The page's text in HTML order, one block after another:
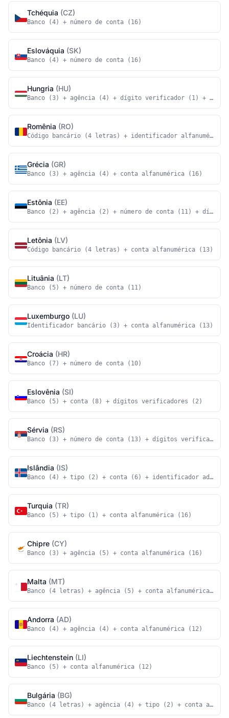
Tchéquia (CZ)
Banco (4) + número de conta (16)
Eslováquia (SK)
Banco (4) + número de conta (16)
Hungria (HU)
Banco (3) + agência (4) + dígito verificador (1) +
Romênia (RO)
Código bancário (4 letras) + identificador alfanumérico
Grécia (GR)
Banco (3) + agência (4) + conta alfanumérica (16)
Estônia (EE)
Banco (2) + agência (2) + número de conta (11) +
Letônia (LV)
Código bancário (4 letras) + conta alfanumérica (13)
Lituânia (LT)
Banco (5) + número de conta (11)
Luxemburgo (LU)
Identificador bancário (3) + conta alfanumérica (13)
Croácia (HR)
Banco (7) + número de conta (10)
Eslovênia (SI)
Banco (5) + conta (8) + dígitos verificadores (2)
Sérvia (RS)
Banco (3) + número de conta (13) + dígitos
Islândia (IS)
Banco (4) + tipo (2) + conta (6) + identificador
Turquia (TR)
Banco (5) + tipo (1) + conta alfanumérica (16)
Chipre (CY)
Banco (3) + agência (5) + conta alfanumérica (16)
Malta (MT)
Banco (4 letras) + agência (5) + conta alfanumérica (18)
Andorra (AD)
Banco (4) + agência (4) + conta alfanumérica (12)
Liechtenstein (LI)
Banco (5) + conta alfanumérica (12)
Bulgária (BG)
Banco (4 letras) + agência (4) + tipo (2) + conta